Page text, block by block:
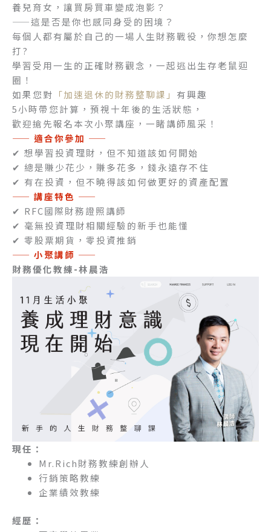
養兒育女，讓買房買車變成泡影？
——這是否是你也感同身受的困境？
每個人都有屬於自己的一場人生財務戰役，你想怎麼
打?
學習受用一生的正確財務觀念，一起逃出生存老鼠迴
圈！
如果您對 「加速退休的財務整聊課」 有興趣
5小時帶您計算，預視十年後的生活狀態，
歡迎搶先報名本次小聚講座，一睹講師風采！
—— 適合你參加 ——
✔ 想學習投資理財，但不知道該如何開始
✔ 總是賺少花少，賺多花多，錢永遠存不住
✔ 有在投資，但不曉得該如何做更好的資產配置
—— 講座特色 ——
✔ RFC國際財務證照講師
✔ 毫無投資理財相關經驗的新手也能懂
✔ 零股票期貨，零投資推銷
—— 小聚講師 ——
財務優化教練-林晨浩
現任：
Mr.Rich財務教練創辦人
行銷策略教練
企業績效教練
經歷：